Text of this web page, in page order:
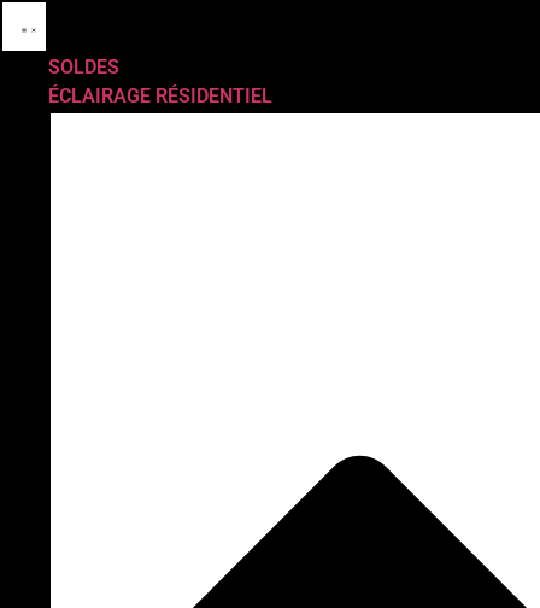
SOLDES
ÉCLAIRAGE RÉSIDENTIEL